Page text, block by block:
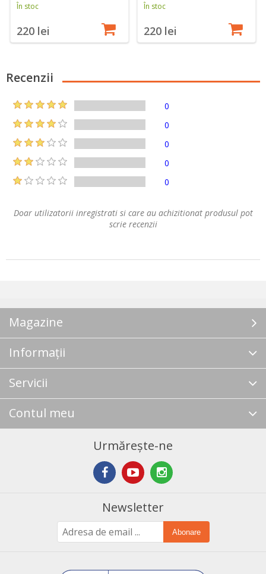
În stoc
220 lei
În stoc
220 lei
Recenzii
0
0
0
0
0
Doar utilizatorii inregistrati si care au achizitionat produsul pot
scrie recenzii
Magazine
Informații
Servicii
Contul meu
Urmărește-ne
Newsletter
Abonare